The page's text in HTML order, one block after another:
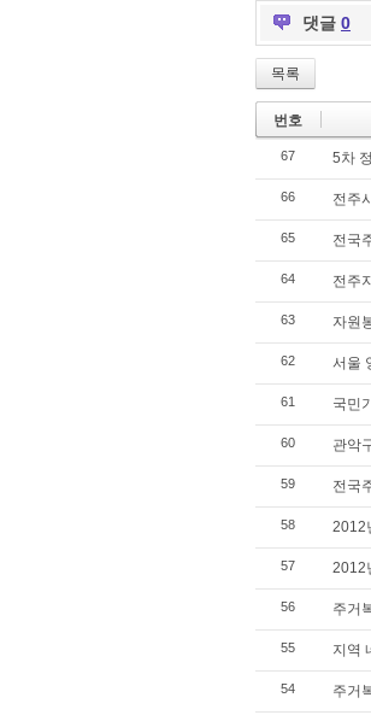
댓글 0
목록
번호
67 5차
66 전주
65 전국
64 전주
63 자원
62 서울
61 국민
60 관악
59 전국
58 2012
57 2012
56 주거
55 지역
54 주거